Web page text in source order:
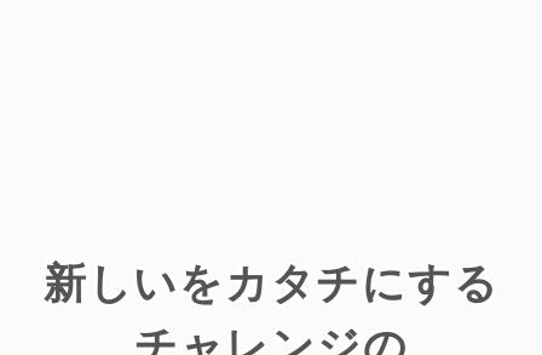
新しいをカタチにする
チャレンジの